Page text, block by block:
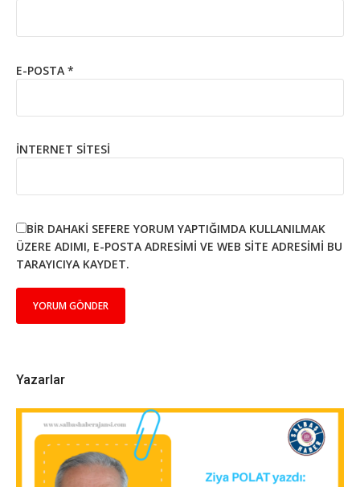
E-POSTA *
İNTERNET SITESI
BIR DAHAKI SEFERE YORUM YAPTIĞIMDA KULLANILMAK
ÜZERE ADIMI, E-POSTA ADRESIMI VE WEB SITE ADRESIMI BU
TARAYICIYA KAYDET.
Yazarlar